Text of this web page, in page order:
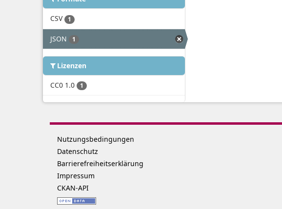
CSV 1
JSON 1
Lizenzen
CC0 1.0 1
Nutzungsbedingungen
Datenschutz
Barrierefreiheitserklärung
Impressum
CKAN-API